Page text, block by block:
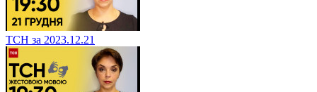
ТСН за 2023.12.21